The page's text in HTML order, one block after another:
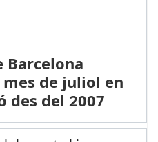
Barcelona
de juliol en
des del 2007